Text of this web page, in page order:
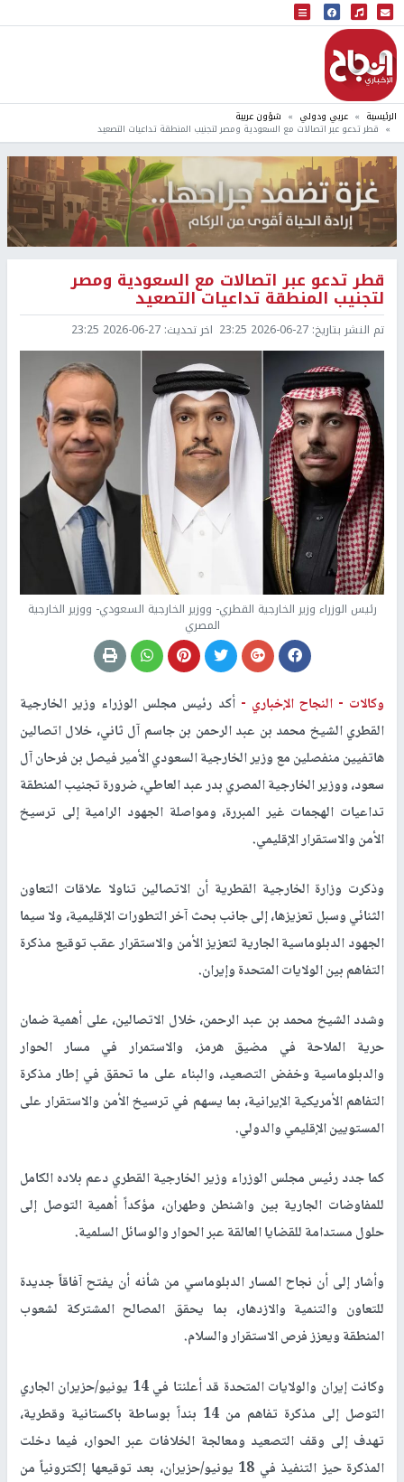
البث المباشر
إذاعة النجاح
الرئيسية عربي ودولي شؤون عربية
قطر تدعو عبر اتصالات مع السعودية ومصر لتجنيب المنطقة تداعيات التصعيد
قطر تدعو عبر اتصالات مع السعودية ومصر
لتجنيب المنطقة تداعيات التصعيد
تم النشر بتاريخ: 2026-06-27 23:25 اخر تحديث: 2026-06-27 23:25
رئيس الوزراء وزير الخارجية القطري- ووزير الخارجية السعودي- ووزير الخارجية
المصري
وكالات -النجاح الإخباري -أكد رئيس مجلس الوزراء وزير الخارجية
القطري الشيخ محمد بن عبد الرحمن بن جاسم آل ثاني، خلال اتصالين
هاتفيين منفصلين مع وزير الخارجية السعودي الأمير فيصل بن فرحان آل
سعود، ووزير الخارجية المصري بدر عبد العاطي، ضرورة تجنيب المنطقة
تداعيات الهجمات غير المبررة، ومواصلة الجهود الرامية إلى ترسيخ
الأمن والاستقرار الإقليمي.
وذكرت وزارة الخارجية القطرية أن الاتصالين تناولا علاقات التعاون
الثنائي وسبل تعزيزها، إلى جانب بحث آخر التطورات الإقليمية، ولا سيما
الجهود الدبلوماسية الجارية لتعزيز الأمن والاستقرار عقب توقيع مذكرة
التفاهم بين الولايات المتحدة وإيران.
وشدد الشيخ محمد بن عبد الرحمن، خلال الاتصالين، على أهمية ضمان
حرية الملاحة في مضيق هرمز، والاستمرار في مسار الحوار
والدبلوماسية وخفض التصعيد، والبناء على ما تحقق في إطار مذكرة
التفاهم الأمريكية الإيرانية، بما يسهم في ترسيخ الأمن والاستقرار على
المستويين الإقليمي والدولي.
كما جدد رئيس مجلس الوزراء وزير الخارجية القطري دعم بلاده الكامل
للمفاوضات الجارية بين واشنطن وطهران، مؤكداً أهمية التوصل إلى
حلول مستدامة للقضايا العالقة عبر الحوار والوسائل السلمية.
وأشار إلى أن نجاح المسار الدبلوماسي من شأنه أن يفتح آفاقاً جديدة
للتعاون والتنمية والازدهار، بما يحقق المصالح المشتركة لشعوب
المنطقة ويعزز فرص الاستقرار والسلام.
وكانت إيران والولايات المتحدة قد أعلنتا في 14 يونيو/حزيران الجاري
التوصل إلى مذكرة تفاهم من 14 بنداً بوساطة باكستانية وقطرية،
تهدف إلى وقف التصعيد ومعالجة الخلافات عبر الحوار، فيما دخلت
المذكرة حيز التنفيذ في 18 يونيو/حزيران، بعد توقيعها إلكترونياً من